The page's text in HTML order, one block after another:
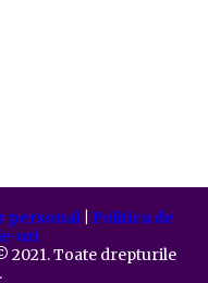
personal| Politica de
uri
2021. Toate drepturile